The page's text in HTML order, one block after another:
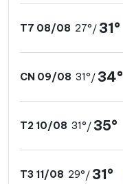
T7 08/08 27°/ 31°
CN 09/08 31°/ 34°
T2 10/08 31°/ 35°
T3 11/08 29°/ 31°